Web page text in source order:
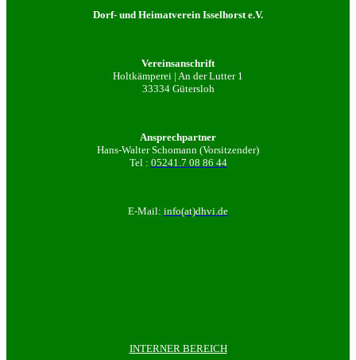
Dorf- und Heimatverein Isselhorst e.V.
Vereinsanschrift
Holtkämperei | An der Lutter 1
33334 Gütersloh
Ansprechpartner
Hans-Walter Schomann (Vorsitzender)
Tel : 05241.7 08 86 44
E-Mail: info(at)dhvi.de
INTERNER BEREICH